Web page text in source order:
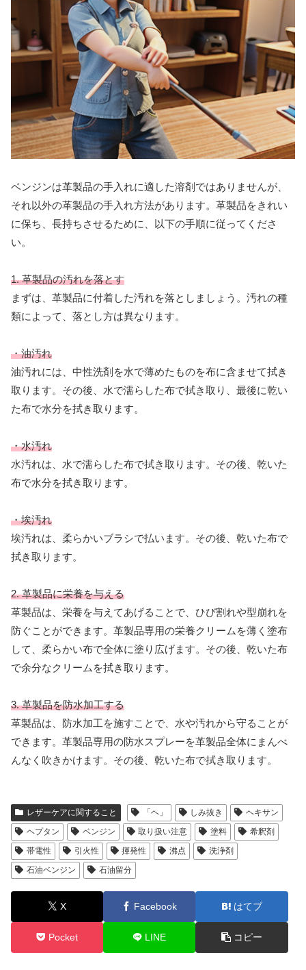
ベンジンは革製品の手入れに適した溶剤ではありませんが、
それ以外の革製品の手入れ方法があります。革製品をきれい
に保ち、長持ちさせるために、以下の手順に従ってくださ
い。
1. 革製品の汚れを落とす
まずは、革製品に付着した汚れを落としましょう。汚れの種
類によって、落とし方は異なります。
・油汚れ
油汚れには、中性洗剤を水で薄めたものを布に含ませて拭き
取ります。その後、水で濡らした布で拭き取り、最後に乾い
た布で水分を拭き取ります。
・水汚れ
水汚れは、水で濡らした布で拭き取ります。その後、乾いた
布で水分を拭き取ります。
・埃汚れ
埃汚れは、柔らかいブラシで払います。その後、乾いた布で
拭き取ります。
2. 革製品に栄養を与える
革製品は、栄養を与えてあげることで、ひび割れや型崩れを
防ぐことができます。革製品専用の栄養クリームを薄く塗布
して、柔らかい布で全体に塗り広げます。その後、乾いた布
で余分なクリームを拭き取ります。
3. 革製品を防水加工する
革製品は、防水加工を施すことで、水や汚れから守ることが
できます。革製品専用の防水スプレーを革製品全体にまんべ
んなく吹きかけます。その後、乾いた布で拭き取ります。
レザーケアに関すること 「ヘ」 しみ抜き
ヘキサン
ヘプタン
ベンジン 取り扱い注意 塗料
希釈剤
帯電性
引火性 揮発性 沸点
洗浄剤
石油ベンジン
石油留分
X Facebook はてブ
Pocket LINE コピー